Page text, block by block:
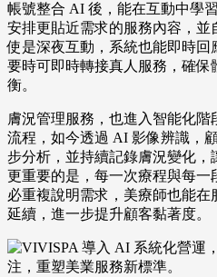
帳號整合 AI 後，能在互動中學
安排更貼近需求的服務內容，並
使是深夜互動，系統也能即時
要時可即時轉接真人服務，確
衡。
膚況管理服務，也進入智能化階
流程，如今透過 AI 影像辨識，
步分析，並持續記錄膚況變化，
更重要的是，每一次療程與每
必重複說明需求，美療師也能
延續，進一步提升顧客黏著度。